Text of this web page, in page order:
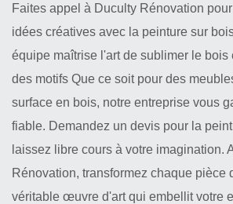
Faites appel à Duculty Rénovation
idées créatives avec la peinture sur
équipe maîtrise l'art de sublimer le bois
des motifs Que ce soit pour des
surface en bois, notre entreprise vous
fiable. Demandez un devis pour la
laissez libre cours à votre imagination.
Rénovation, transformez chaque pièce
véritable œuvre d'art qui embellit votre